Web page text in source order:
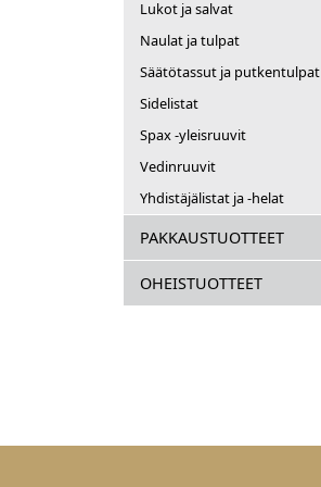
Lukot ja salvat
Naulat ja tulpat
Säätötassut ja putkentulpat
Sidelistat
Spax -yleisruuvit
Vedinruuvit
Yhdistäjälistat ja -helat
PAKKAUSTUOTTEET
OHEISTUOTTEET